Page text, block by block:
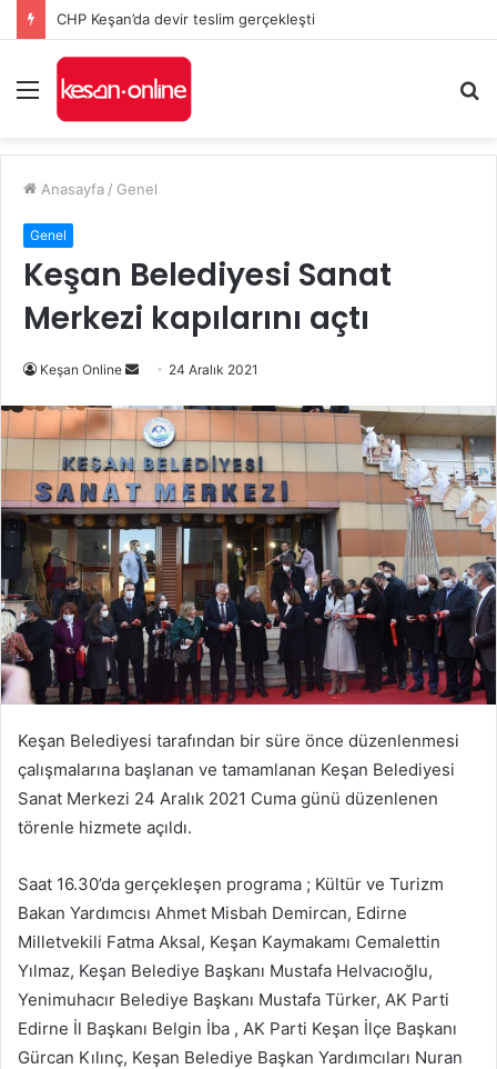
Keşan’da Kozköy Kavşağı’nda feci kaza: 9 kişi ağır yaralandı
Menü
...
Anasayfa / Genel
Genel
Keşan Belediyesi Sanat
Merkezi kapılarını açtı
Keşan Online
Bir
posta
göndermek
24 Aralık 2021
Keşan Belediyesi tarafından bir süre önce düzenlenmesi
çalışmalarına başlanan ve tamamlanan Keşan Belediyesi
Sanat Merkezi 24 Aralık 2021 Cuma günü düzenlenen
törenle hizmete açıldı.
Saat 16.30’da gerçekleşen programa ; Kültür ve Turizm
Bakan Yardımcısı Ahmet Misbah Demircan, Edirne
Milletvekili Fatma Aksal, Keşan Kaymakamı Cemalettin
Yılmaz, Keşan Belediye Başkanı Mustafa Helvacıoğlu,
Yenimuhacır Belediye Başkanı Mustafa Türker, AK Parti
Edirne İl Başkanı Belgin İba , AK Parti Keşan İlçe Başkanı
Gürcan Kılınç, Keşan Belediye Başkan Yardımcıları Nuran